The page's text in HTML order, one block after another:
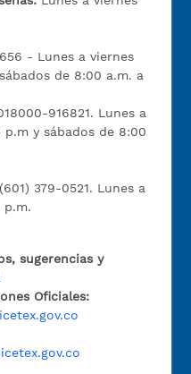
- Lunes a viernes
de 8:00 a.m. a
916821. Lunes a
p.m y sábados de 8:00
379-0521. Lunes a
p.m.
sugerencias y
Oficiales: